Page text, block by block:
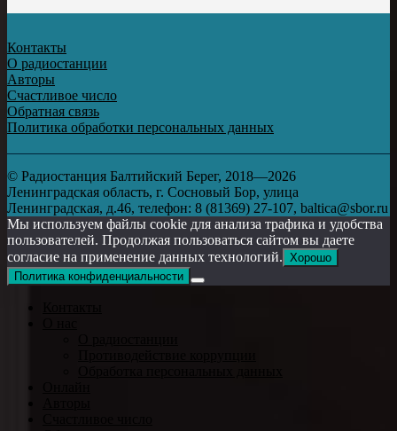
Контакты
О радиостанции
Авторы
Счастливое число
Обратная связь
Политика обработки персональных данных
© Радиостанция Балтийский Берег, 2018—2026
Ленинградская область, г. Сосновый Бор, улица
Ленинградская, д.46, телефон: 8 (81369) 27-107, baltica@sbor.ru
Мы используем файлы cookie для анализа трафика и удобства
пользователей. Продолжая пользоваться сайтом вы даете
согласие на применение данных технологий. Хорошо
Политика конфиденциальности